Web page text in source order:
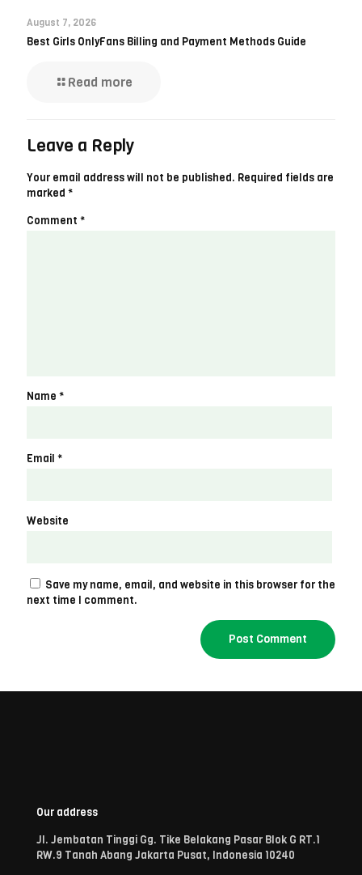
August 7, 2026
Best Girls OnlyFans Billing and Payment Methods Guide
Read more
Leave a Reply
Your email address will not be published. Required fields are
marked *
Comment *
Name *
Email *
Website
Save my name, email, and website in this browser for the
next time I comment.
Our address
Jl. Jembatan Tinggi Gg. Tike Belakang Pasar Blok G RT.1
RW.9 Tanah Abang Jakarta Pusat, Indonesia 10240